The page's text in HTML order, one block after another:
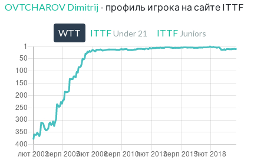
OVTCHAROV Dimitrij - профиль игрока на сайте ITTF
WTT ITTF Under 21 ITTF Juniors